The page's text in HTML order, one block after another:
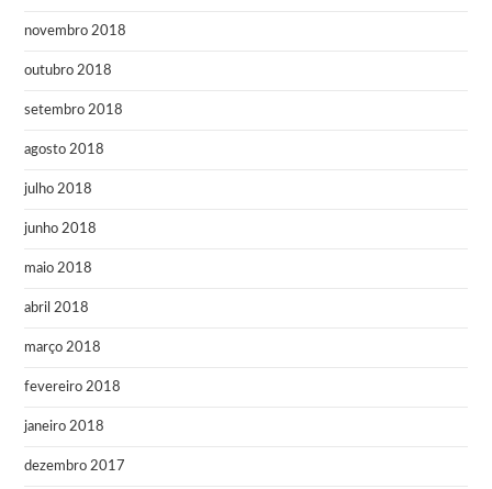
novembro 2018
outubro 2018
setembro 2018
agosto 2018
julho 2018
junho 2018
maio 2018
abril 2018
março 2018
fevereiro 2018
janeiro 2018
dezembro 2017